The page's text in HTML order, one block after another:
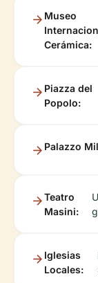
Museo
Cerámica:
Piazza del
Popolo:
Palazzo
Teatro
Masini:
Iglesias
Locales: